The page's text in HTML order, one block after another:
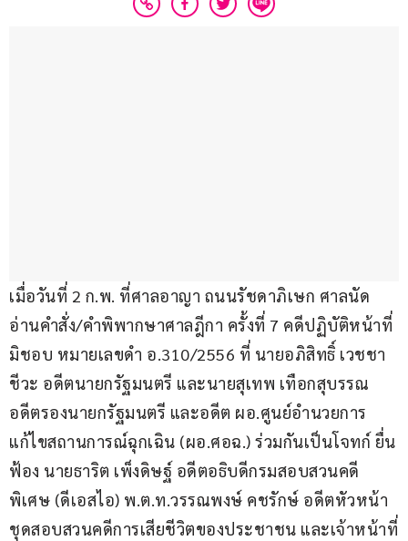
เมื่อวันที่ 2 ก.พ. ที่ศาลอาญา ถนนรัชดาภิเษก ศาลนัด
อ่านคำสั่ง/คำพิพากษาศาลฎีกา ครั้งที่ 7 คดีปฏิบัติหน้าที่
มิชอบ หมายเลขดำ อ.310/2556 ที่ นายอภิสิทธิ์ เวชชา
ชีวะ อดีตนายกรัฐมนตรี และนายสุเทพ เทือกสุบรรณ
อดีตรองนายกรัฐมนตรี และอดีต ผอ.ศูนย์อำนวยการ
แก้ไขสถานการณ์ฉุกเฉิน (ผอ.ศอฉ.) ร่วมกันเป็นโจทก์ ยื่น
ฟ้อง นายธาริต เพ็งดิษฐ์ อดีตอธิบดีกรมสอบสวนคดี
พิเศษ (ดีเอสไอ) พ.ต.ท.วรรณพงษ์ คชรักษ์ อดีตหัวหน้า
ชุดสอบสวนคดีการเสียชีวิตของประชาชน และเจ้าหน้าที่